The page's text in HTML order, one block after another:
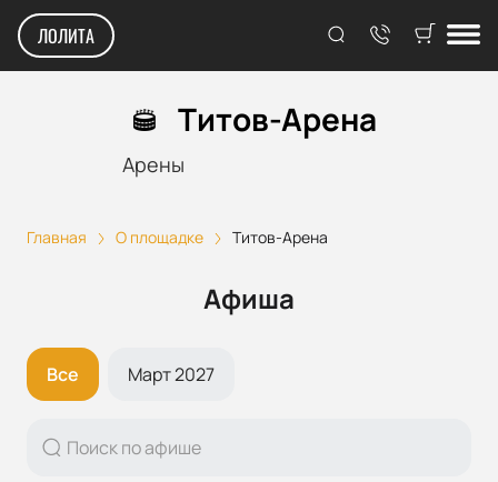
ЛОЛИТА
Титов-Арена
Арены
Главная О площадке Титов-Арена
Афиша
Все Март 2027